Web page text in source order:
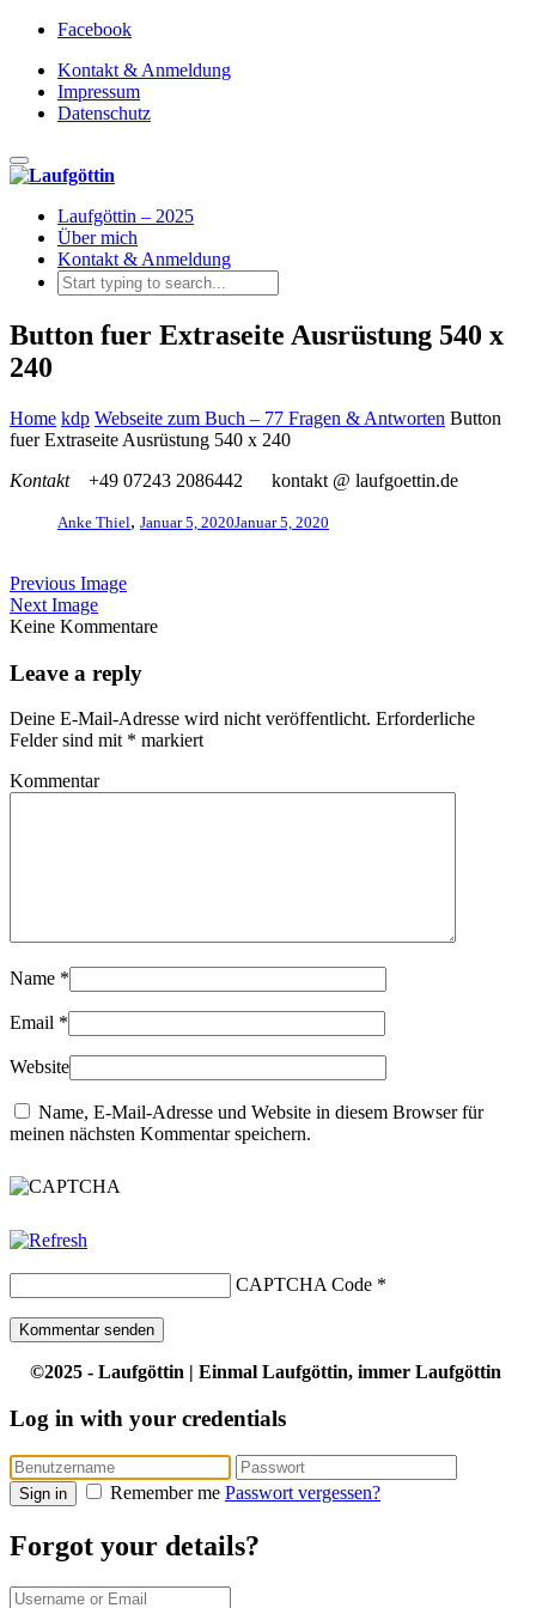
Facebook
Kontakt & Anmeldung
Impressum
Datenschutz
Toggle navigation
Laufgöttin – 2025
Über mich
Kontakt & Anmeldung
Button fuer Extraseite Ausrüstung 540 x
240
Home kdp Webseite zum Buch – 77 Fragen & Antworten Button
fuer Extraseite Ausrüstung 540 x 240
Kontakt
+49 07243 2086442 kontakt @ laufgoettin.de
Anke Thiel, Januar 5, 2020Januar 5, 2020
Previous Image
Next Image
Keine Kommentare
Leave a reply
Deine E-Mail-Adresse wird nicht veröffentlicht. Erforderliche
Felder sind mit * markiert
Kommentar
Name *
Email *
Website
Name, E-Mail-Adresse und Website in diesem Browser für
meinen nächsten Kommentar speichern.
CAPTCHA Code *
©2025 - Laufgöttin | Einmal Laufgöttin, immer Laufgöttin
Log in with your credentials
Sign in Remember me Passwort vergessen?
Forgot your details?